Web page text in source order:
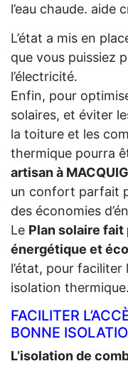
l’eau chaude. aide
L’état a mis en
que vous puissiez
l’électricité.
Enfin, pour
solaires, et éviter
la toiture et les
thermique pourra
artisan à
un confort parfait
des économies
Le Plan solaire fait
énergétique et
l’état, pour faciliter
isolation thermique.
FACILITER
BONNE
L’isolation de